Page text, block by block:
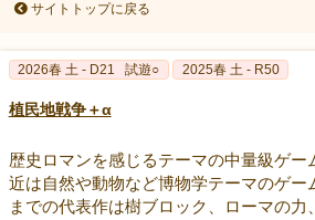
サイトトップに戻る
2026春 土 - D21 試遊○ 2025春 土 - R50
植民地戦争＋α
歴史ロマンを感じるテーマの中量級ゲー
近は自然や動物など博物学テーマのゲー
までの代表作は樹ブロック、ローマの力